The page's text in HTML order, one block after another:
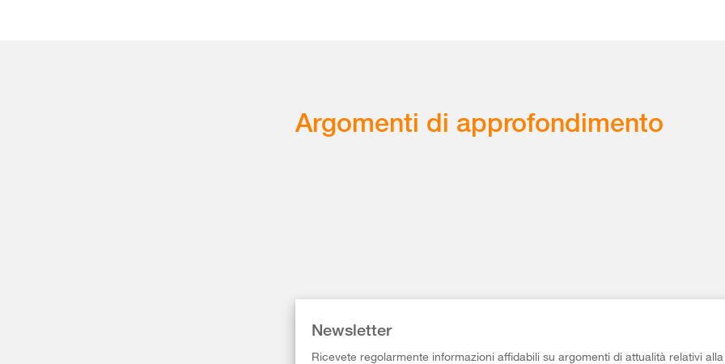
Argomenti di approfondimento
Newsletter
Ricevete regolarmente informazioni affidabili su argomenti di attualità relativi alla